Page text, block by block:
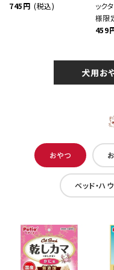
745円 (税込)
ック
様限
459
犬用お
おやつ
ベッド・ハ